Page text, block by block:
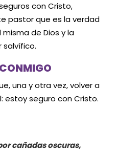
con Cristo,
pastor que es la verdad
de Dios y la
una y otra vez, volver a
seguro con Cristo.
cañadas oscuras,